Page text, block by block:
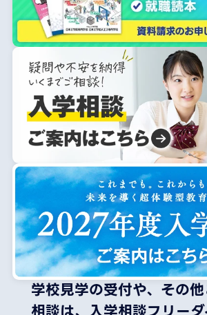
学校見学の受付や、その